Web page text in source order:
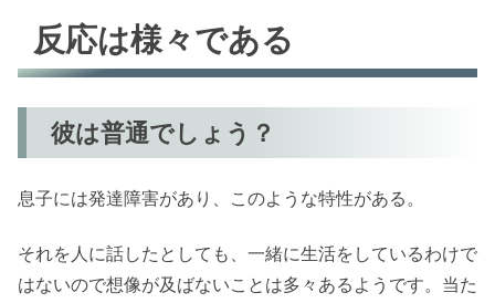
反応は様々である
彼は普通でしょう？
息子には発達障害があり、このような特性がある。
それを人に話したとしても、一緒に生活をしているわけで
はないので想像が及ばないことは多々あるようです。当た